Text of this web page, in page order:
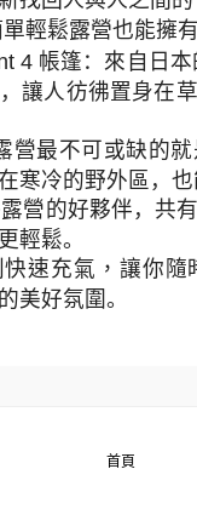
輕鬆露營也能擁
4 帳篷 ：來自日
讓人彷彿置身在
營最不可或缺的
寒冷的野外區，
營的好夥伴，共
輕鬆。
速充氣， 讓你隨
美好氛圍。
首頁